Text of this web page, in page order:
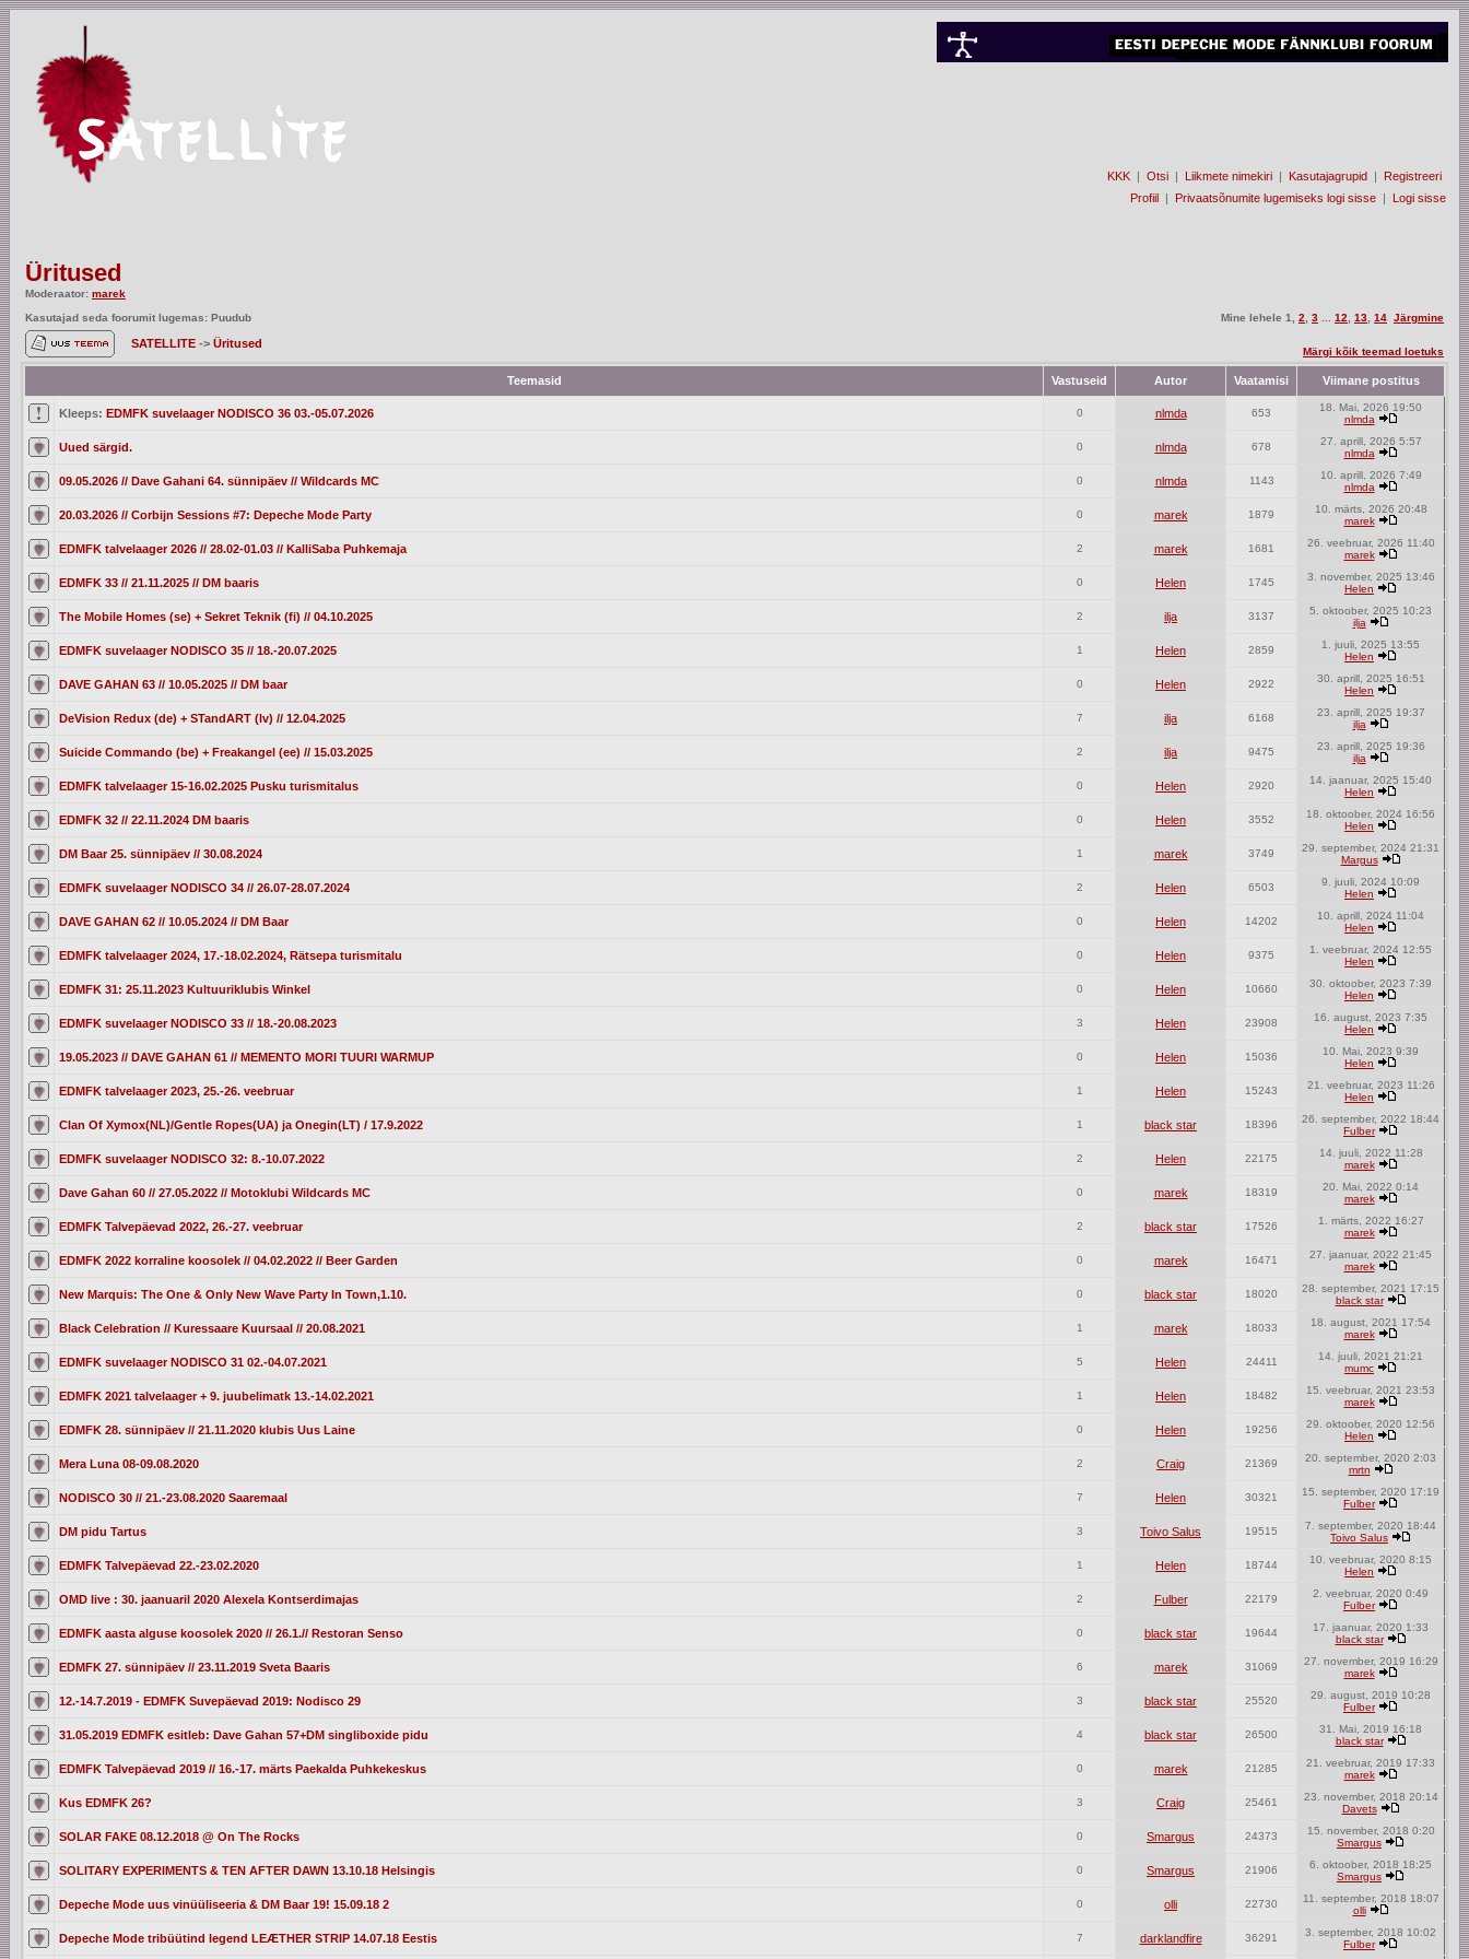
KKK | Otsi | Liikmete nimekiri | Kasutajagrupid | Registreeri
Profiil | Privaatsõnumite lugemiseks logi sisse | Logi sisse
Üritused
Moderaator: marek
Kasutajad seda foorumit lugemas: Puudub
Mine lehele 1 2 3 12 13 14 Järgmine
SATELLITE -> Üritused
Märgi kõik teemad loetuks
Teemasid Vastuseid Autor Vaatamisi Viimane postitus
Kleeps: EDMFK suvelaager NODISCO 36 03.-05.07.2026 0 nlmda 653
18. Mai, 2026 19:50
nlmda
Uued särgid. 0 nlmda 678
27. aprill, 2026 5:57
nlmda
09.05.2026 // Dave Gahani 64. sünnipäev // Wildcards MC 0 nlmda 1143
10. aprill, 2026 7:49
nlmda
20.03.2026 // Corbijn Sessions #7: Depeche Mode Party 0 marek 1879
10. märts, 2026 20:48
marek
EDMFK talvelaager 2026 // 28.02-01.03 // KalliSaba Puhkemaja 2 marek 1681
26. veebruar, 2026 11:40
marek
EDMFK 33 // 21.11.2025 // DM baaris 0 Helen 1745
3. november, 2025 13:46
Helen
The Mobile Homes (se) + Sekret Teknik (fi) // 04.10.2025 2 ilja 3137
5. oktoober, 2025 10:23
ilja
EDMFK suvelaager NODISCO 35 // 18.-20.07.2025 1 Helen 2859
1. juuli, 2025 13:55
Helen
DAVE GAHAN 63 // 10.05.2025 // DM baar 0 Helen 2922
30. aprill, 2025 16:51
Helen
DeVision Redux (de) + STandART (lv) // 12.04.2025 7 ilja 6168
23. aprill, 2025 19:37
ilja
Suicide Commando (be) + Freakangel (ee) // 15.03.2025 2 ilja 9475
23. aprill, 2025 19:36
ilja
EDMFK talvelaager 15-16.02.2025 Pusku turismitalus 0 Helen 2920
14. jaanuar, 2025 15:40
Helen
EDMFK 32 // 22.11.2024 DM baaris 0 Helen 3552
18. oktoober, 2024 16:56
Helen
DM Baar 25. sünnipäev // 30.08.2024 1 marek 3749
29. september, 2024 21:31
Margus
EDMFK suvelaager NODISCO 34 // 26.07-28.07.2024 2 Helen 6503
9. juuli, 2024 10:09
Helen
DAVE GAHAN 62 // 10.05.2024 // DM Baar 0 Helen 14202
10. aprill, 2024 11:04
Helen
EDMFK talvelaager 2024, 17.-18.02.2024, Rätsepa turismitalu 0 Helen 9375
1. veebruar, 2024 12:55
Helen
EDMFK 31: 25.11.2023 Kultuuriklubis Winkel 0 Helen 10660
30. oktoober, 2023 7:39
Helen
EDMFK suvelaager NODISCO 33 // 18.-20.08.2023 3 Helen 23908
16. august, 2023 7:35
Helen
19.05.2023 // DAVE GAHAN 61 // MEMENTO MORI TUURI WARMUP 0 Helen 15036
10. Mai, 2023 9:39
Helen
EDMFK talvelaager 2023, 25.-26. veebruar 1 Helen 15243
21. veebruar, 2023 11:26
Helen
Clan Of Xymox(NL)/Gentle Ropes(UA) ja Onegin(LT) / 17.9.2022 1 black star 18396
26. september, 2022 18:44
Fulber
EDMFK suvelaager NODISCO 32: 8.-10.07.2022 2 Helen 22175
14. juuli, 2022 11:28
marek
Dave Gahan 60 // 27.05.2022 // Motoklubi Wildcards MC 0 marek 18319
20. Mai, 2022 0:14
marek
EDMFK Talvepäevad 2022, 26.-27. veebruar 2 black star 17526
1. märts, 2022 16:27
marek
EDMFK 2022 korraline koosolek // 04.02.2022 // Beer Garden 0 marek 16471
27. jaanuar, 2022 21:45
marek
New Marquis: The One & Only New Wave Party In Town,1.10. 0 black star 18020
28. september, 2021 17:15
black star
Black Celebration // Kuressaare Kuursaal // 20.08.2021 1 marek 18033
18. august, 2021 17:54
marek
EDMFK suvelaager NODISCO 31 02.-04.07.2021 5 Helen 24411
14. juuli, 2021 21:21
mumc
EDMFK 2021 talvelaager + 9. juubelimatk 13.-14.02.2021 1 Helen 18482
15. veebruar, 2021 23:53
marek
EDMFK 28. sünnipäev // 21.11.2020 klubis Uus Laine 0 Helen 19256
29. oktoober, 2020 12:56
Helen
Mera Luna 08-09.08.2020 2 Craig 21369
20. september, 2020 2:03
mrtn
NODISCO 30 // 21.-23.08.2020 Saaremaal 7 Helen 30321
15. september, 2020 17:19
Fulber
DM pidu Tartus 3 Toivo Salus 19515
7. september, 2020 18:44
Toivo Salus
EDMFK Talvepäevad 22.-23.02.2020 1 Helen 18744
10. veebruar, 2020 8:15
Helen
OMD live : 30. jaanuaril 2020 Alexela Kontserdimajas 2 Fulber 22179
2. veebruar, 2020 0:49
Fulber
EDMFK aasta alguse koosolek 2020 // 26.1.// Restoran Senso 0 black star 19644
17. jaanuar, 2020 1:33
black star
EDMFK 27. sünnipäev // 23.11.2019 Sveta Baaris 6 marek 31069
27. november, 2019 16:29
marek
12.-14.7.2019 - EDMFK Suvepäevad 2019: Nodisco 29 3 black star 25520
29. august, 2019 10:28
Fulber
31.05.2019 EDMFK esitleb: Dave Gahan 57+DM singliboxide pidu 4 black star 26500
31. Mai, 2019 16:18
black star
EDMFK Talvepäevad 2019 // 16.-17. märts Paekalda Puhkekeskus 0 marek 21285
21. veebruar, 2019 17:33
marek
Kus EDMFK 26? 3 Craig 25461
23. november, 2018 20:14
Davets
SOLAR FAKE 08.12.2018 @ On The Rocks 0 Smargus 24373
15. november, 2018 0:20
Smargus
SOLITARY EXPERIMENTS & TEN AFTER DAWN 13.10.18 Helsingis 0 Smargus 21906
6. oktoober, 2018 18:25
Smargus
Depeche Mode uus vinüüliseeria & DM Baar 19! 15.09.18 2 0 olli 22730
11. september, 2018 18:07
olli
Depeche Mode tribüütind legend LEÆTHER STRIP 14.07.18 Eestis 7 darklandfire 36291
3. september, 2018 10:02
Fulber